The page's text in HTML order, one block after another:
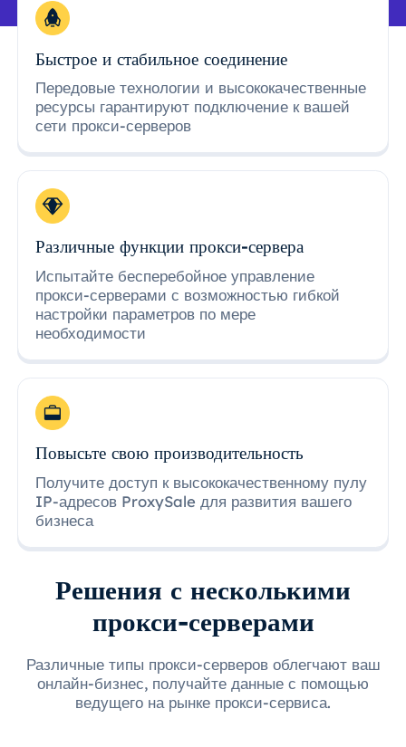
Быстрое и стабильное соединение
Передовые технологии и высококачественные
ресурсы гарантируют подключение к вашей
сети прокси-серверов
Различные функции прокси-сервера
Испытайте бесперебойное управление
прокси-серверами с возможностью гибкой
настройки параметров по мере
необходимости
Повысьте свою производительность
Получите доступ к высококачественному пулу
IP-адресов ProxySale для развития вашего
бизнеса
Решения с несколькими
прокси-серверами
Различные типы прокси-серверов облегчают ваш
онлайн-бизнес, получайте данные с помощью
ведущего на рынке прокси-сервиса.